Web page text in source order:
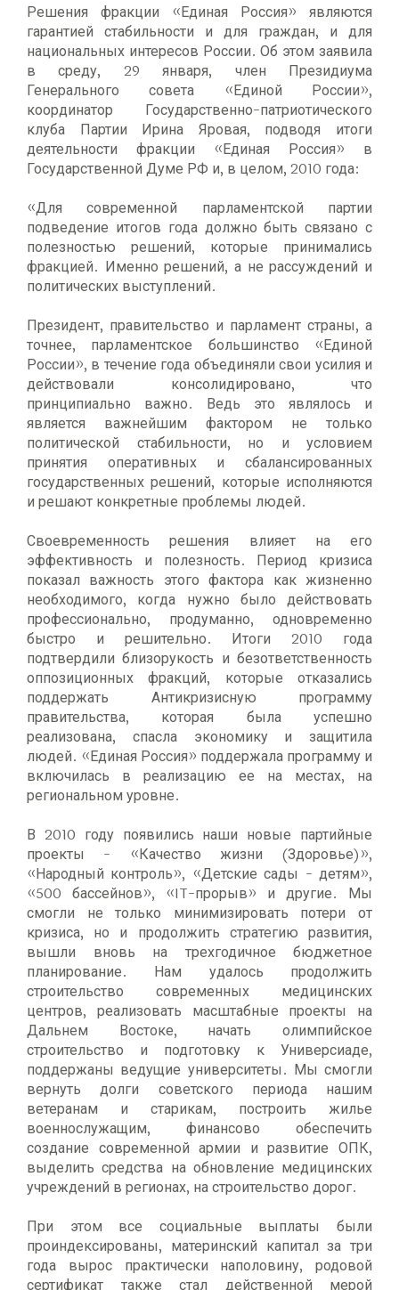
Решения фракции «Единая Россия» являются
гарантией стабильности и для граждан, и для
национальных интересов России. Об этом заявила
в среду, 29 января, член Президиума
Генерального совета «Единой России»,
координатор Государственно-патриотического
клуба Партии Ирина Яровая, подводя итоги
деятельности фракции «Единая Россия» в
Государственной Думе РФ и, в целом, 2010 года:
«Для современной парламентской партии
подведение итогов года должно быть связано с
полезностью решений, которые принимались
фракцией. Именно решений, а не рассуждений и
политических выступлений.
Президент, правительство и парламент страны, а
точнее, парламентское большинство «Единой
России», в течение года объединяли свои усилия и
действовали консолидировано, что
принципиально важно. Ведь это являлось и
является важнейшим фактором не только
политической стабильности, но и условием
принятия оперативных и сбалансированных
государственных решений, которые исполняются
и решают конкретные проблемы людей.
Своевременность решения влияет на его
эффективность и полезность. Период кризиса
показал важность этого фактора как жизненно
необходимого, когда нужно было действовать
профессионально, продуманно, одновременно
быстро и решительно. Итоги 2010 года
подтвердили близорукость и безответственность
оппозиционных фракций, которые отказались
поддержать Антикризисную программу
правительства, которая была успешно
реализована, спасла экономику и защитила
людей. «Единая Россия» поддержала программу и
включилась в реализацию ее на местах, на
региональном уровне.
В 2010 году появились наши новые партийные
проекты - «Качество жизни (Здоровье)»,
«Народный контроль», «Детские сады - детям»,
«500 бассейнов», «IT-прорыв» и другие. Мы
смогли не только минимизировать потери от
кризиса, но и продолжить стратегию развития,
вышли вновь на трехгодичное бюджетное
планирование. Нам удалось продолжить
строительство современных медицинских
центров, реализовать масштабные проекты на
Дальнем Востоке, начать олимпийское
строительство и подготовку к Универсиаде,
поддержаны ведущие университеты. Мы смогли
вернуть долги советского периода нашим
ветеранам и старикам, построить жилье
военнослужащим, финансово обеспечить
создание современной армии и развитие ОПК,
выделить средства на обновление медицинских
учреждений в регионах, на строительство дорог.
При этом все социальные выплаты были
проиндексированы, материнский капитал за три
года вырос практически наполовину, родовой
сертификат также стал действенной мерой